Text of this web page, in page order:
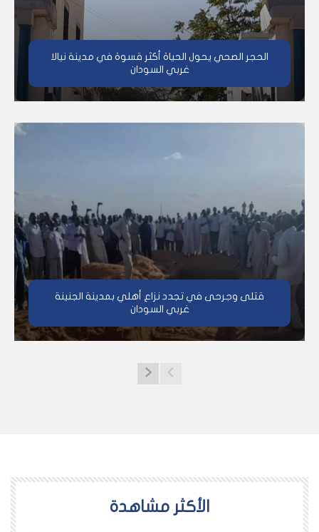
الحجر الصحي يحول الحياة أكثر قسوة في مدينة نيالا
غربي السودان
قتلى وجرحى في تجدد نزاع أهلي بمدينة الجنينة
غربي السودان
اﻷكثر مشاهدة